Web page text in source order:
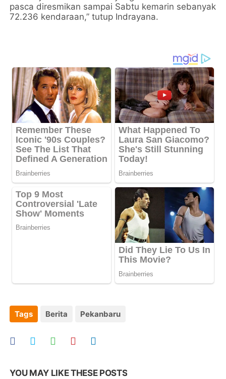
pasca diresmikan sampai Sabtu kemarin sebanyak
72.236 kendaraan,” tutup Indrayana.
Tags Berita Pekanbaru
YOU MAY LIKE THESE POSTS